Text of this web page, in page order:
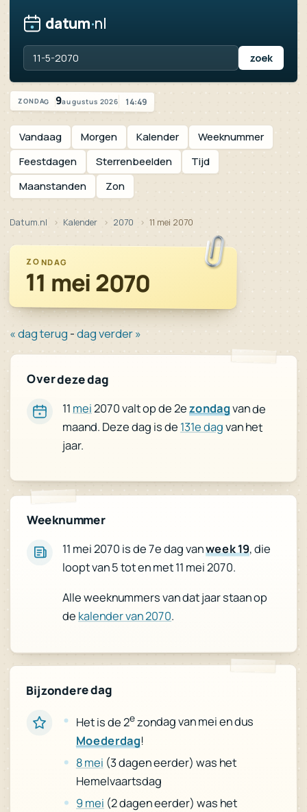
datum·nl
Vandaag is het zondag 9 augustus 2026
ZONDAG 9augustus 2026 14:49
Vandaag Morgen Kalender
Weeknummer
Sterrenbeelden
Tijd
Maanstanden
Zon
Feestdagen
Datum.nl Kalender 2070 11 mei 2070
ZONDAG
11 mei 2070
« dag terug -dag verder »
Over deze dag
11 mei2070 valt op de 2ezondagvan de
maand. Deze dag is de 131e dagvan het
jaar.
Weeknummer
11 mei 2070 is de 7e dag vanweek 19, die
loopt van 5 tot en met 11 mei 2070.
Alle weeknummers van dat jaar staan op
de kalender van 2070.
Bijzondere dag
Het is de 2ezondag van mei en dus
Moederdag!
8 mei (3 dagen eerder) was het
Hemelvaartsdag
9 mei (2 dagen eerder) was het
Zoek een datum, jaartal of feestdag